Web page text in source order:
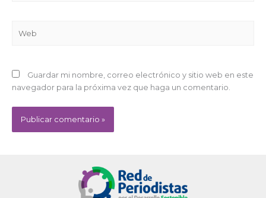
Guardar mi nombre, correo electrónico y sitio web en este
navegador para la próxima vez que haga un comentario.